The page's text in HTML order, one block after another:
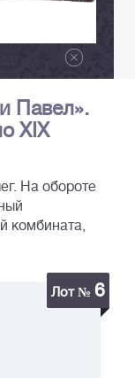
Павел».
XIX
На обороте
комбината,
Лот № 6